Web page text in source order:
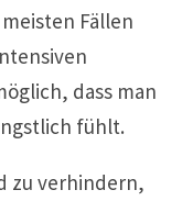
Fällen
dass man
fühlt.
zu verhindern,